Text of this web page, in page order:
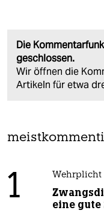
Die
geschlossen.
Wir öffnen die
Artikeln für etwa
1 Wehrplicht
eine gute